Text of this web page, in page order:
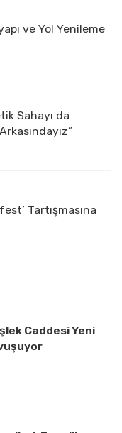
ve Yol Yenileme
Sahayı da
Tartışmasına
Caddesi Yeni